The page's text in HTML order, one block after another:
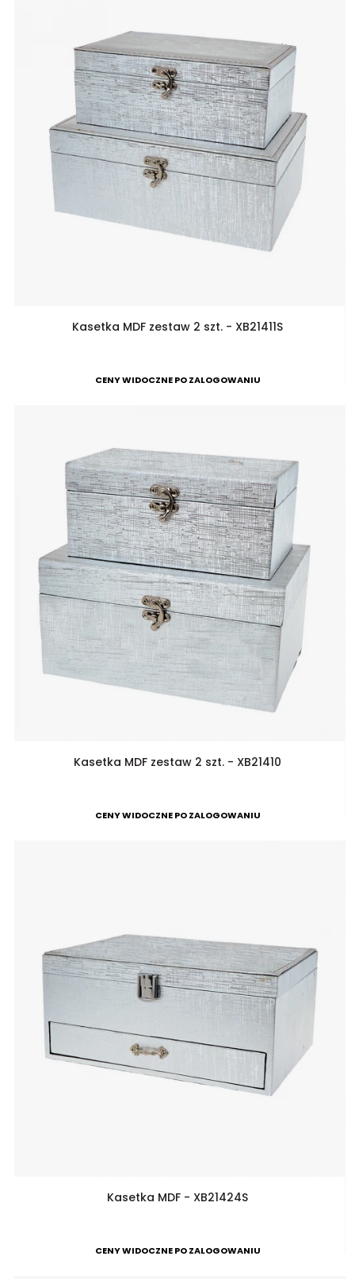
Kasetka MDF zestaw 2 szt. - XB21411S
CENY WIDOCZNE PO ZALOGOWANIU
Kasetka MDF zestaw 2 szt. - XB21410
CENY WIDOCZNE PO ZALOGOWANIU
Kasetka MDF - XB21424S
CENY WIDOCZNE PO ZALOGOWANIU